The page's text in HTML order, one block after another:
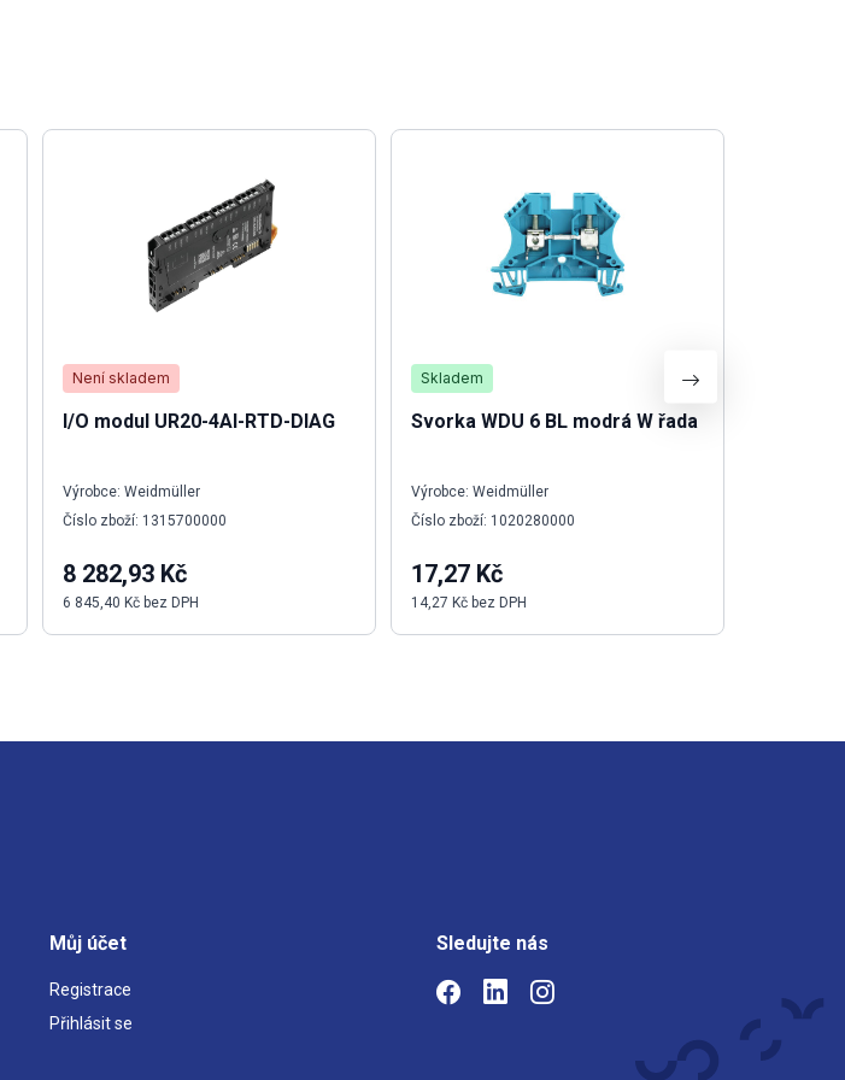
Není skladem
I/O modul UR20-4AI-RTD-DIAG
Výrobce: Weidmüller
Číslo zboží: 1315700000
8 282,93 Kč
6 845,40 Kč bez DPH
Skladem
Svorka WDU 6 BL modrá W řada
Výrobce: Weidmüller
Číslo zboží: 1020280000
17,27 Kč
14,27 Kč bez DPH
Můj účet
Registrace
Přihlásit se
Sledujte nás